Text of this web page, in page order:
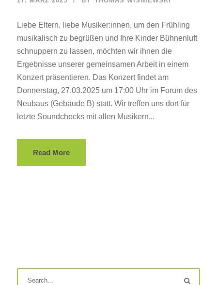
Liebe Eltern, liebe Musiker:innen, um den Frühling
musikalisch zu begrüßen und Ihre Kinder Bühnenluft
schnuppern zu lassen, möchten wir ihnen die
Ergebnisse unserer gemeinsamen Arbeit in einem
Konzert präsentieren. Das Konzert findet am
Donnerstag, 27.03.2025 um 17:00 Uhr im Forum des
Neubaus (Gebäude B) statt. Wir treffen uns dort für
letzte Soundchecks mit allen Musikern...
Read More